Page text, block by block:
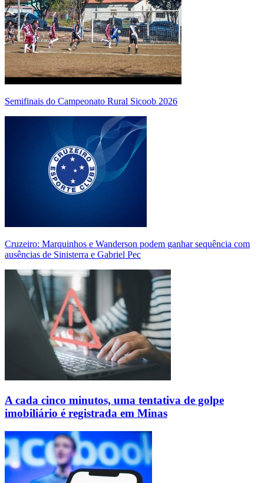
Semifinais do Campeonato Rural Sicoob 2026
Cruzeiro: Marquinhos e Wanderson podem ganhar sequência com
ausências de Sinisterra e Gabriel Pec
A cada cinco minutos, uma tentativa de golpe
imobiliário é registrada em Minas